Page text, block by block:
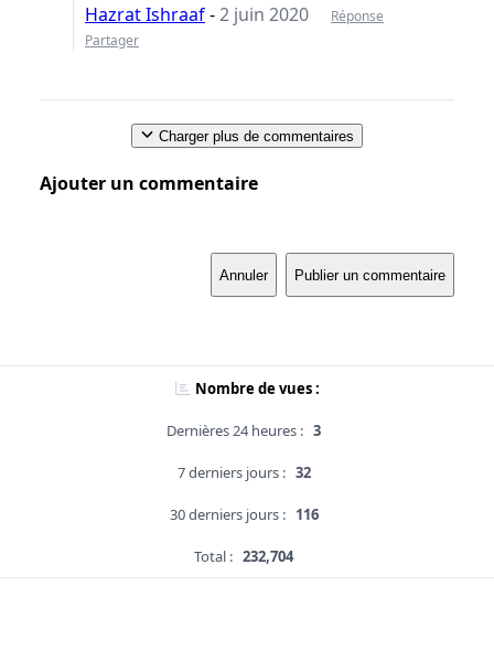
Hazrat Ishraaf-2 juin 2020
Réponse
Partager
Charger plus de commentaires
Ajouter un commentaire
Annuler Publier un commentaire
Nombre de vues :
Dernières 24 heures : 3
7 derniers jours : 32
30 derniers jours : 116
Total : 232,704